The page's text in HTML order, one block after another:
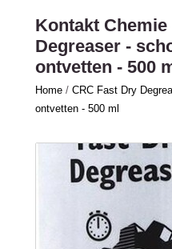
Kontakt
Degreaser -
ontvetten - 500
Home / CRC Fast Dry
ontvetten - 500 ml